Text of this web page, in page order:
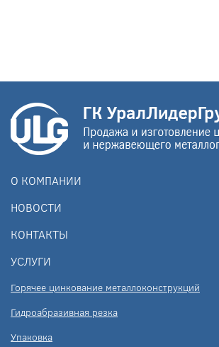
О КОМПАНИИ
НОВОСТИ
КОНТАКТЫ
УСЛУГИ
Горячее цинкование металлоконструкций
Гидроабразивная резка
Упаковка